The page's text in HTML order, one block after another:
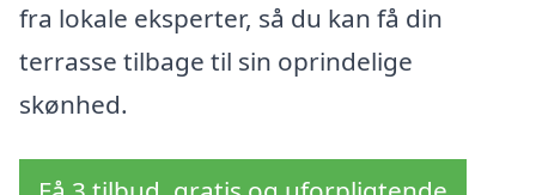
fra lokale eksperter, så du kan få din
terrasse tilbage til sin oprindelige
skønhed.